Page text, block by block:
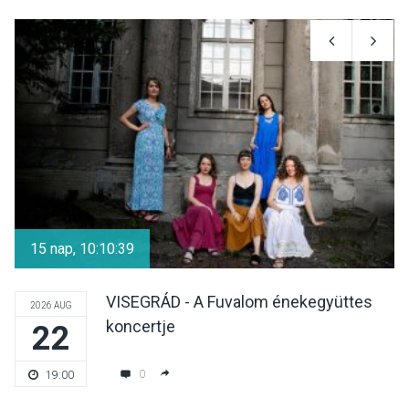
2026 AUG 06
Színek, közösség és
hagyomány – kiállítás
nyitotta meg az idei Irány
Surány Fesztivált
KULTÚRA 2026 AUG 05
Mordái folk-rock koncert
lesz a pilismaróti Duna-
parton
KULTÚRA
15 nap, 10:10:38
2026 AUG
22
19:00
VISEGRÁD - A Fuvalom énekegyüttes
koncertje
0